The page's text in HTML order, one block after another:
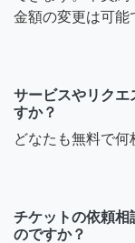
金額の変更は可能
サービスやリクエ
すか？
どなたも無料で何
チケットの依頼相
のですか？